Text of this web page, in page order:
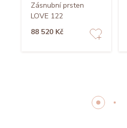
Zásnubní prsten
LOVE 122
88 520 Kč